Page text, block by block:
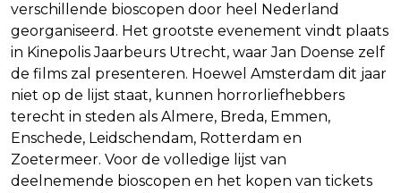
verschillende bioscopen door heel Nederland
georganiseerd. Het grootste evenement vindt plaats
in Kinepolis Jaarbeurs Utrecht, waar Jan Doense zelf
de films zal presenteren. Hoewel Amsterdam dit jaar
niet op de lijst staat, kunnen horrorliefhebbers
terecht in steden als Almere, Breda, Emmen,
Enschede, Leidschendam, Rotterdam en
Zoetermeer. Voor de volledige lijst van
deelnemende bioscopen en het kopen van tickets